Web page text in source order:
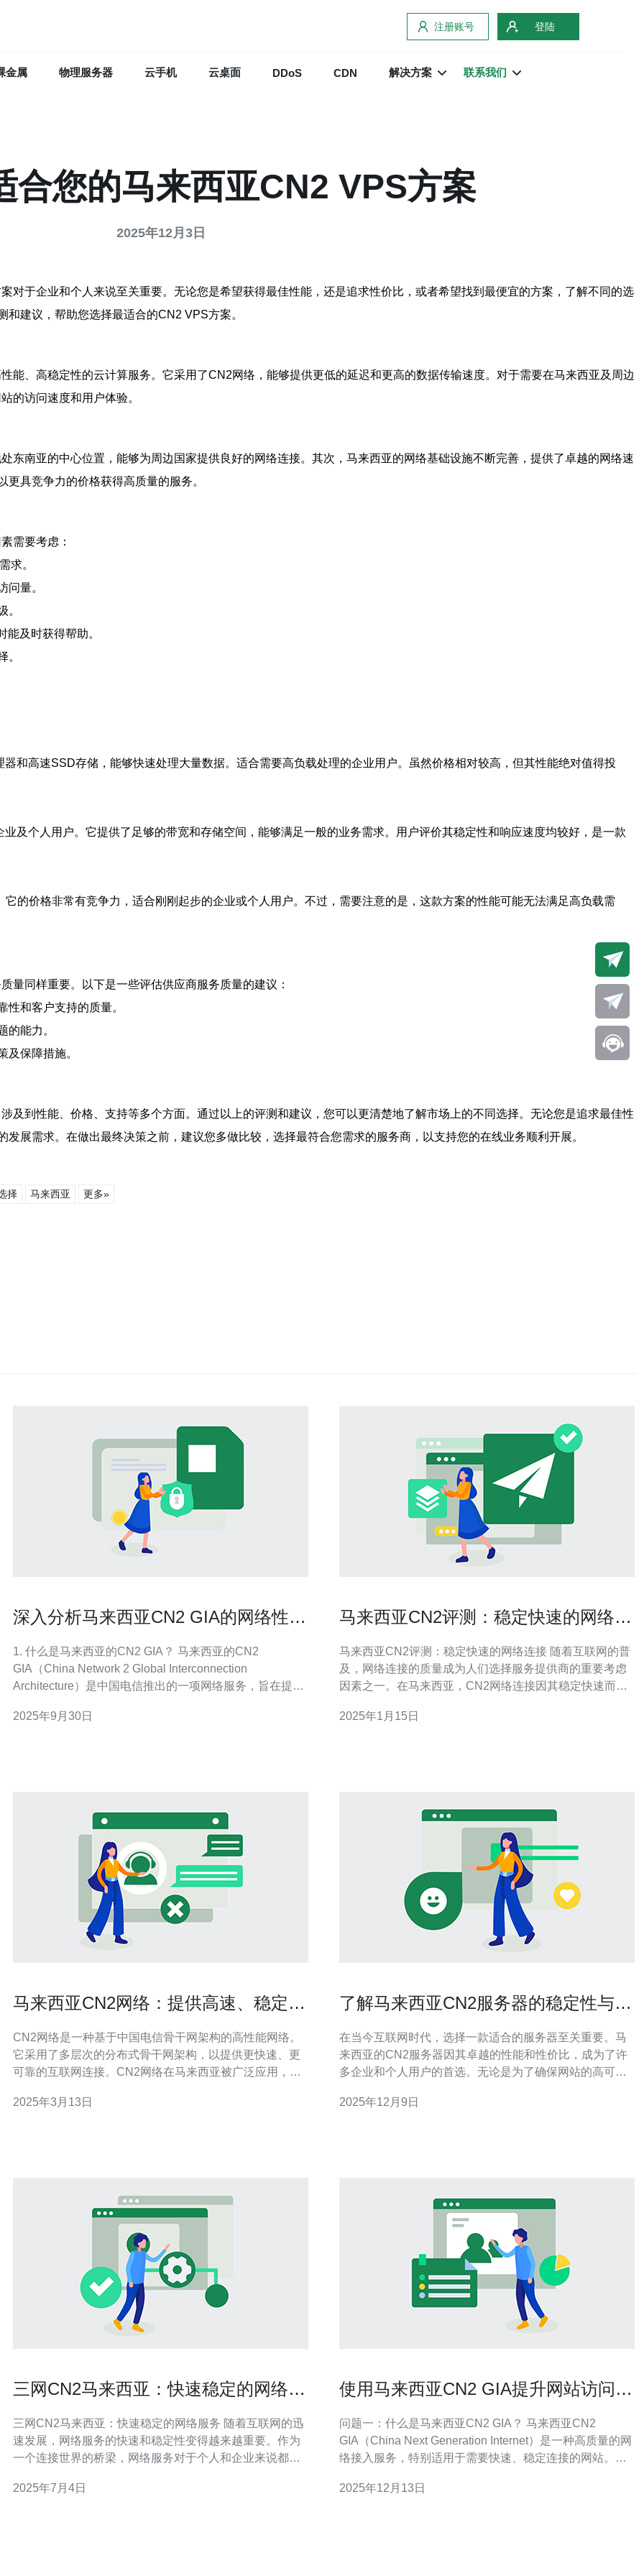
注册账号 登陆
金属 物理服务器 云手机 云桌面 DDoS CDN 解决方案 联系我们
合您的马来西亚CN2 VPS方案
2025年12月3日
对于企业和个人来说至关重要。无论您是希望获得最佳性能，还是追求性价比，或者希望找到最便宜的方案，了解不同的选
建议，帮助您选择最适合的CN2 VPS方案。
能、高稳定性的云计算服务。它采用了CN2网络，能够提供更低的延迟和更高的数据传输速度。对于需要在马来西亚及周边
的访问速度和用户体验。
东南亚的中心位置，能够为周边国家提供良好的网络连接。其次，马来西亚的网络基础设施不断完善，提供了卓越的网络速
具竞争力的价格获得高质量的服务。
需要考虑：
求。
问量。
。
及时获得帮助。
。
和高速SSD存储，能够快速处理大量数据。适合需要高负载处理的企业用户。虽然价格相对较高，但其性能绝对值得投
及个人用户。它提供了足够的带宽和存储空间，能够满足一般的业务需求。用户评价其稳定性和响应速度均较好，是一款
的价格非常有竞争力，适合刚刚起步的企业或个人用户。不过，需要注意的是，这款方案的性能可能无法满足高负载需
量同样重要。以下是一些评估供应商服务质量的建议：
和客户支持的质量。
的能力。
及保障措施。
及到性能、价格、支持等多个方面。通过以上的评测和建议，您可以更清楚地了解市场上的不同选择。无论您是追求最佳性
展需求。在做出最终决策之前，建议您多做比较，选择最符合您需求的服务商，以支持您的在线业务顺利开展。
择 马来西亚 更多»
深入分析马来西亚CN2 GIA的网络性能
1. 什么是马来西亚的CN2 GIA？ 马来西亚的CN2
GIA（China Network 2 Global Interconnection
Architecture）是中国电信推出的一项网络服务，旨在提供
和地区，确保用户可以享受到低延迟和高带宽的网络体
2025年9月30日
马来西亚CN2评测：稳定快速的网络连
马来西亚CN2评测：稳定快速的网络连接 随着互联网的普
及，网络连接的质量成为人们选择服务提供商的重要考虑
因素之一。在马来西亚，CN2网络连接因其稳定快速而备
介绍其优势和特点。 CN2网络连接是由中国电信推出的一
2025年1月15日
马来西亚CN2网络：提供高速、稳定的
CN2网络是一种基于中国电信骨干网架构的高性能网络。
它采用了多层次的分布式骨干网架构，以提供更快速、更
可靠的互联网连接。CN2网络在马来西亚被广泛应用，成
式，CN2网络有以下几个显著的优势： 1. 高速连接 CN2网
2025年3月13日
了解马来西亚CN2服务器的稳定性与安
在当今互联网时代，选择一款适合的服务器至关重要。马
来西亚的CN2服务器因其卓越的性能和性价比，成为了许
多企业和个人用户的首选。无论是为了确保网站的高可用
务器的稳定性与安全性显得尤为重要。本文将为您提供一
2025年12月9日
三网CN2马来西亚：快速稳定的网络服
三网CN2马来西亚：快速稳定的网络服务 随着互联网的迅
速发展，网络服务的快速和稳定性变得越来越重要。作为
一个连接世界的桥梁，网络服务对于个人和企业来说都至
注的网络服务提供商之一。 三网CN2马来西亚以其快速的
2025年7月4日
使用马来西亚CN2 GIA提升网站访问速
问题一：什么是马来西亚CN2 GIA？ 马来西亚CN2
GIA（China Next Generation Internet）是一种高质量的网
络接入服务，特别适用于需要快速、稳定连接的网站。它
体验。这种服务由中国电信提供，主要面向国际用户，致
2025年12月13日